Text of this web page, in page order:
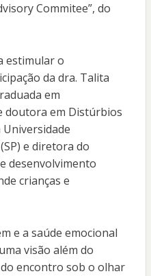
Commitee”, do
estimular o
da dra. Talita
em
doutora em Distúrbios
e diretora do
desenvolvimento
crianças e
e a saúde emocional
visão além do
encontro sob o olhar